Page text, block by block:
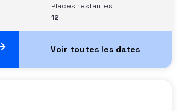
Places restantes
12